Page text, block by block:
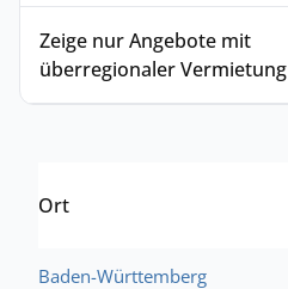
Zeige nur Angebote mit
überregionaler Vermietung
Ort
Baden-Württemberg